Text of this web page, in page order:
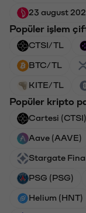
23 august
Popüler işlem
CTSI/TL
BTC/TL
KITE/TL
Popüler kripto
Cartesi (CTSI)
Aave (AAVE)
Stargate
PSG (PSG)
Helium (HNT)